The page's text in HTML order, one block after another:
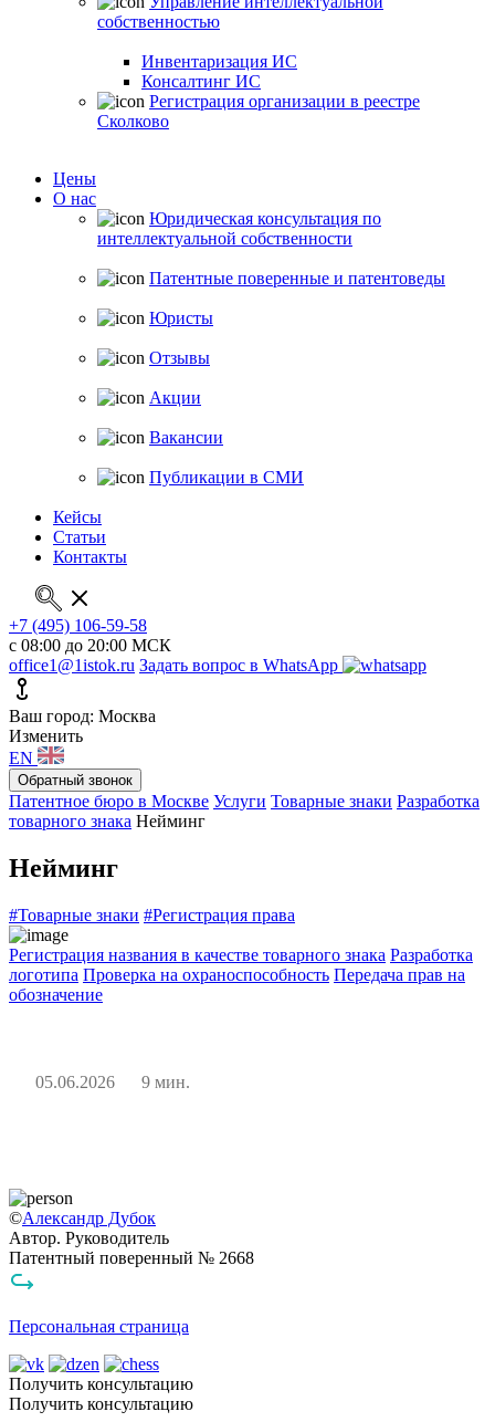
собственностью
Инвентаризация ИС
Консалтинг ИС
Регистрация организации в реестре
Сколково
Цены
О нас
Юридическая консультация по
интеллектуальной собственности
Патентные поверенные и патентоведы
Юристы
Отзывы
Акции
Вакансии
Публикации в СМИ
Кейсы
Статьи
Контакты
+7 (495) 106-59-58
с 08:00 до 20:00 МСК
office1@1istok.ru Задать вопрос в WhatsApp
Ваш город: Москва
Изменить
EN
Обратный звонок
Патентное бюро в Москве Услуги Товарные знаки Разработка
товарного знака Нейминг
Нейминг
#Товарные знаки #Регистрация права
Регистрация названия в качестве товарного знака Разработка
логотипа Проверка на охраноспособность Передача прав на
обозначение
05.06.2026 9 мин.
©Александр Дубок
Автор. Руководитель
Патентный поверенный № 2668
Персональная страница
Получить консультацию
Получить консультацию